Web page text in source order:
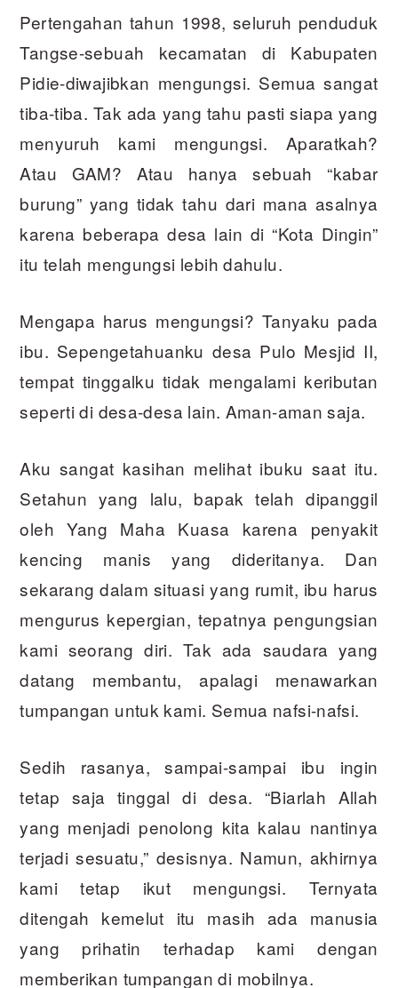
Pertengahan tahun 1998, seluruh penduduk
Tangse-sebuah kecamatan di Kabupaten
Pidie-diwajibkan mengungsi. Semua sangat
tiba-tiba. Tak ada yang tahu pasti siapa yang
menyuruh kami mengungsi. Aparatkah?
Atau GAM? Atau hanya sebuah “kabar
burung” yang tidak tahu dari mana asalnya
karena beberapa desa lain di “Kota Dingin”
itu telah mengungsi lebih dahulu.
Mengapa harus mengungsi? Tanyaku pada
ibu. Sepengetahuanku desa Pulo Mesjid II,
tempat tinggalku tidak mengalami keributan
seperti di desa-desa lain. Aman-aman saja.
Aku sangat kasihan melihat ibuku saat itu.
Setahun yang lalu, bapak telah dipanggil
oleh Yang Maha Kuasa karena penyakit
kencing manis yang dideritanya. Dan
sekarang dalam situasi yang rumit, ibu harus
mengurus kepergian, tepatnya pengungsian
kami seorang diri. Tak ada saudara yang
datang membantu, apalagi menawarkan
tumpangan untuk kami. Semua nafsi-nafsi.
Sedih rasanya, sampai-sampai ibu ingin
tetap saja tinggal di desa. “Biarlah Allah
yang menjadi penolong kita kalau nantinya
terjadi sesuatu,” desisnya. Namun, akhirnya
kami tetap ikut mengungsi. Ternyata
ditengah kemelut itu masih ada manusia
yang prihatin terhadap kami dengan
memberikan tumpangan di mobilnya.